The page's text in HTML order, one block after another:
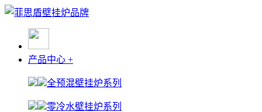
产品中心 +
全预混壁挂炉系列
零冷水壁挂炉系列